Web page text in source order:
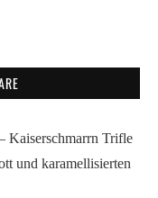
Kaiserschmarrn Trifle
und karamellisierten